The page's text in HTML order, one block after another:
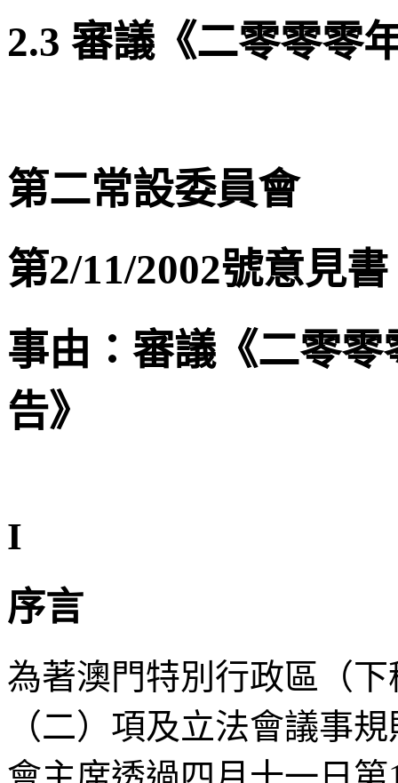
2.3 審議《二零零零
第二常設委員會
第2/11/2002號意見書
事由：審議《二零
告》
I
序言
為著澳門特別行政區（
（二）項及立法會議事